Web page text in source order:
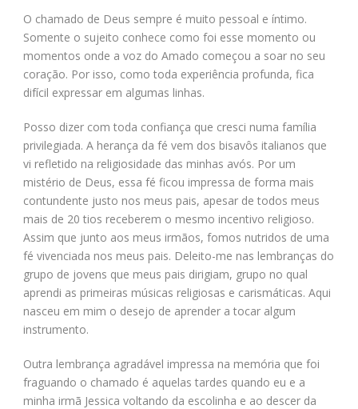
O chamado de Deus sempre é muito pessoal e íntimo.
Somente o sujeito conhece como foi esse momento ou
momentos onde a voz do Amado começou a soar no seu
coração. Por isso, como toda experiência profunda, fica
difícil expressar em algumas linhas.
Posso dizer com toda confiança que cresci numa família
privilegiada. A herança da fé vem dos bisavôs italianos que
vi refletido na religiosidade das minhas avós. Por um
mistério de Deus, essa fé ficou impressa de forma mais
contundente justo nos meus pais, apesar de todos meus
mais de 20 tios receberem o mesmo incentivo religioso.
Assim que junto aos meus irmãos, fomos nutridos de uma
fé vivenciada nos meus pais. Deleito-me nas lembranças do
grupo de jovens que meus pais dirigiam, grupo no qual
aprendi as primeiras músicas religiosas e carismáticas. Aqui
nasceu em mim o desejo de aprender a tocar algum
instrumento.
Outra lembrança agradável impressa na memória que foi
fraguando o chamado é aquelas tardes quando eu e a
minha irmã Jessica voltando da escolinha e ao descer da